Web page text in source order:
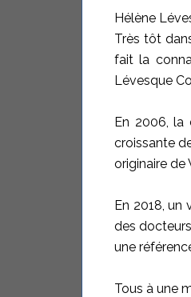
Hélène
Très tôt
fait la
Lévesque
En 2006, la
croissante
originaire de
En 2018,
des
une
Tous à une